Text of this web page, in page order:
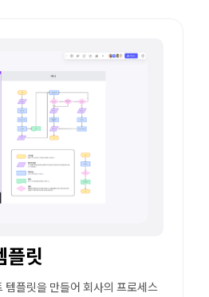
플릿
템플릿을 만들어 회사의 프로세스